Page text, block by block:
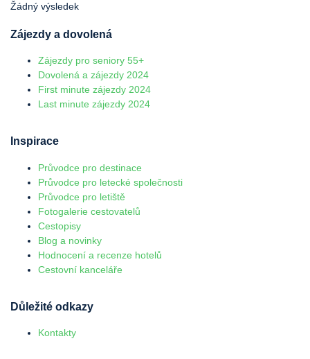
Žádný výsledek
Zájezdy a dovolená
Zájezdy pro seniory 55+
Dovolená a zájezdy 2024
First minute zájezdy 2024
Last minute zájezdy 2024
Inspirace
Průvodce pro destinace
Průvodce pro letecké společnosti
Průvodce pro letiště
Fotogalerie cestovatelů
Cestopisy
Blog a novinky
Hodnocení a recenze hotelů
Cestovní kanceláře
Důležité odkazy
Kontakty